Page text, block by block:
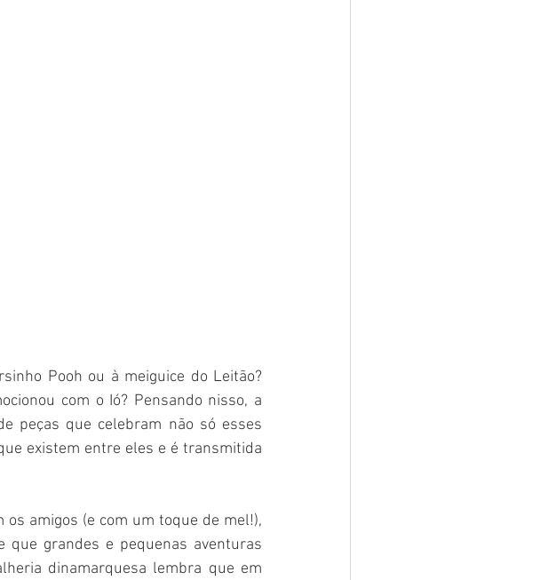
Pooh ou à meiguice do Leitão?
com o Ió? Pensando nisso, a
peças que celebram não só esses
existem entre eles e é transmitida
os amigos (e com um toque de mel!),
que grandes e pequenas aventuras
dinamarquesa lembra que em